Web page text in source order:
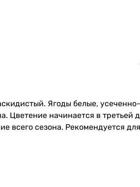
Ягоды белые,
Цветение начинается в
всего сезона. Рекомендуется